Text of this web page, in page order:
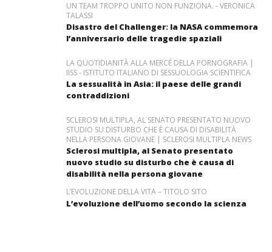
UN TEAM TROPPO UNITO NON FUNZIONA. - VERONICA
TALASSI
Disastro del Challenger: la NASA commemora
l’anniversario delle tragedie spaziali
LA QUOTIDIANITÀ ALLA MERCÉ DELLA PORNOGRAFIA |
IISS - ISTITUTO ITALIANO DI SESSUOLOGIA SCIENTIFICA
La sessualità in Asia: il paese delle grandi
contraddizioni
SCLEROSI MULTIPLA, AL SENATO PRESENTATO NUOVO
STUDIO SU DISTURBO CHE È CAUSA DI DISABILITÀ
NELLA PERSONA GIOVANE | SCLEROSI MULTIPLA NEWS
Sclerosi multipla, al Senato presentato
nuovo studio su disturbo che è causa di
disabilità nella persona giovane
L’EVOLUZIONE DELLA VITA – TITOLO SITO
L’evoluzione dell’uomo secondo la scienza